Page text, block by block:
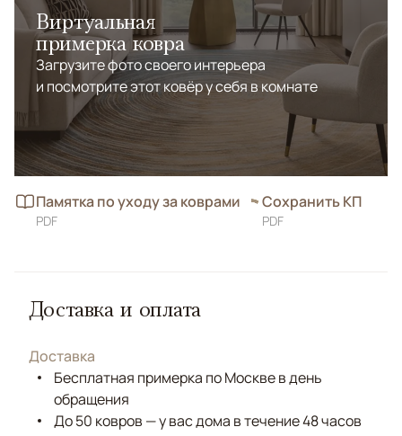
Виртуальная
примерка ковра
Загрузите фото своего интерьера
и посмотрите этот ковёр у себя в комнате
Памятка по уходу за коврами
PDF
Сохранить КП
PDF
Доставка и оплата
Доставка
Бесплатная примерка по Москве в день
обращения
До 50 ковров — у вас дома в течение 48 часов